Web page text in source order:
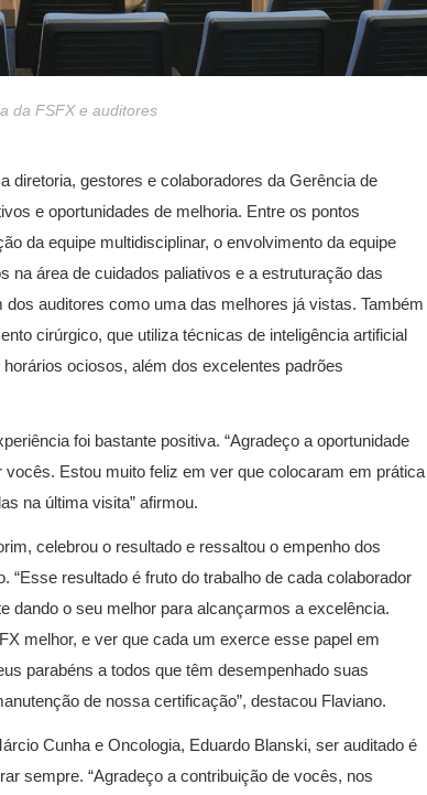
da FSFX e auditores
diretoria, gestores e colaboradores da Gerência de
e oportunidades de melhoria. Entre os pontos
da equipe multidisciplinar, o envolvimento da equipe
na área de cuidados paliativos e a estruturação das
auditores como uma das melhores já vistas. Também
cirúrgico, que utiliza técnicas de inteligência artificial
ociosos, além dos excelentes padrões
foi bastante positiva. “Agradeço a oportunidade
Estou muito feliz em ver que colocaram em prática
na última visita” afirmou.
celebrou o resultado e ressaltou o empenho dos
“Esse resultado é fruto do trabalho de cada colaborador
dando o seu melhor para alcançarmos a excelência.
melhor, e ver que cada um exerce esse papel em
parabéns a todos que têm desempenhado suas
de nossa certificação”, destacou Flaviano.
Cunha e Oncologia, Eduardo Blanski, ser auditado é
sempre. “Agradeço a contribuição de vocês, nos